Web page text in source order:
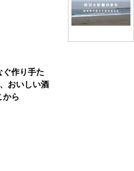
ぐ作り手た
おいしい酒
から